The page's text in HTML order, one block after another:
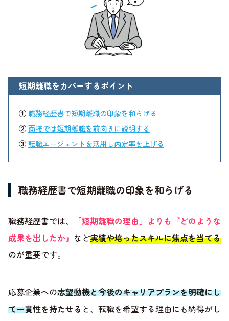
短期離職をカバーするポイント
① 職務経歴書で短期離職の印象を和らげる
②面接では短期離職を前向きに説明する
③転職エージェントを活用し内定率を上げる
職務経歴書で短期離職の印象を和らげる
職務経歴書では、
「短期離職の理由」よりも『どのような
成果を出したか』 など実績や培ったスキルに焦点を当てる
のが重要です。
応募企業への志望動機と今後のキャリアプランを明確にし
て一貫性を持たせる と、転職を希望する理由にも納得がし